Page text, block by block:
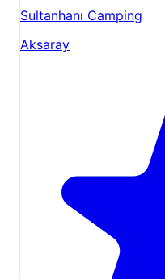
Sultanhanı Camping
Aksaray